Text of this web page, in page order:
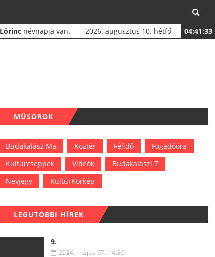
Lörinc névnapja van. 2026. augusztus 10. hétfő 04:41:33
MŰSOROK
Budakalász Ma Köztér Félidő
Fogadóóra
Kultúrcseppek
Videók
Budakalászi 7
Névjegy
KultúrKörkép
LEGUTÓBBI HÍREK
9.
2024. május 07. 14:20